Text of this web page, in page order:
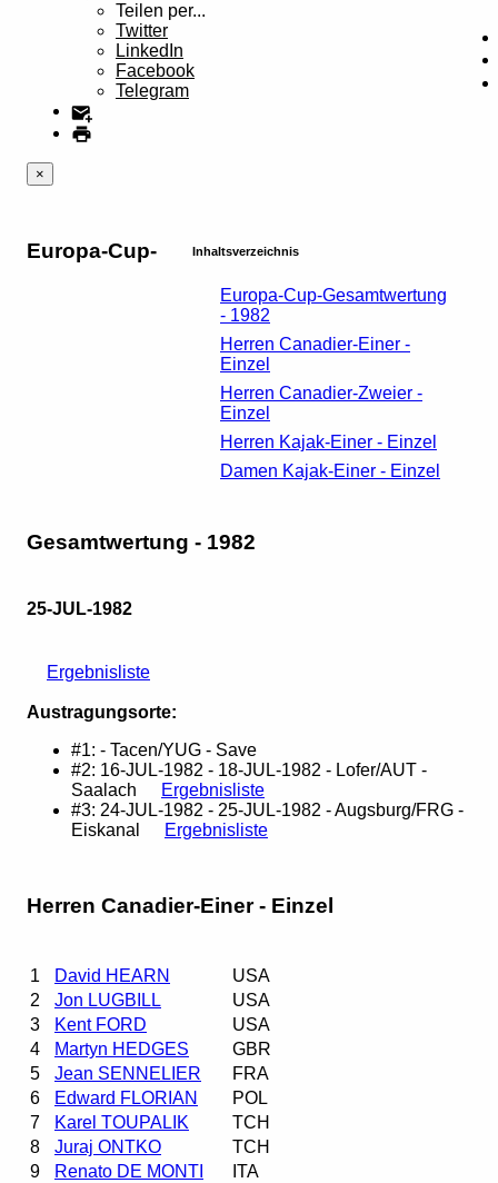
Teilen per...
Twitter
LinkedIn
Facebook
Telegram
×
Inhaltsverzeichnis
Europa-Cup-Gesamtwertung
- 1982
Herren Canadier-Einer -
Einzel
Herren Canadier-Zweier -
Einzel
Herren Kajak-Einer - Einzel
Damen Kajak-Einer - Einzel
Europa-Cup-
Gesamtwertung - 1982
25-JUL-1982
Ergebnisliste
Austragungsorte:
#1: - Tacen/YUG - Save
#2: 16-JUL-1982 - 18-JUL-1982 - Lofer/AUT -
Saalach
Ergebnisliste
#3: 24-JUL-1982 - 25-JUL-1982 - Augsburg/FRG -
Eiskanal
Ergebnisliste
Herren Canadier-Einer - Einzel
1 David HEARN
USA
2
Jon LUGBILL
USA
3
Kent FORD
USA
4
Martyn HEDGES
GBR
5
Jean SENNELIER
FRA
6
Edward FLORIAN
POL
7
Karel TOUPALIK
TCH
8
Juraj ONTKO
TCH
9
Renato DE MONTI ITA